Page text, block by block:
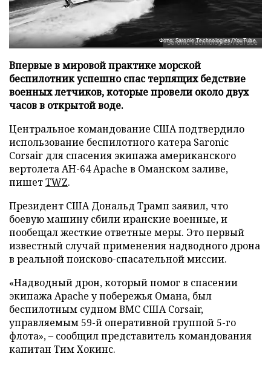
Фото: Saronic Technologies/YouTube
Впервые в мировой практике морской
беспилотник успешно спас терпящих бедствие
военных летчиков, которые провели около двух
часов в открытой воде.
Центральное командование США подтвердило
использование беспилотного катера Saronic
Corsair для спасения экипажа американского
вертолета AH-64 Apache в Оманском заливе,
пишетTWZ.
Президент США Дональд Трамп заявил, что
боевую машину сбили иранские военные, и
пообещал жесткие ответные меры. Это первый
известный случай применения надводного дрона
в реальной поисково-спасательной миссии.
«Надводный дрон, который помог в спасении
экипажа Apache у побережья Омана, был
беспилотным судном ВМС США Corsair,
управляемым 59-й оперативной группой 5-го
флота», – сообщил представитель командования
капитан Тим Хокинс.